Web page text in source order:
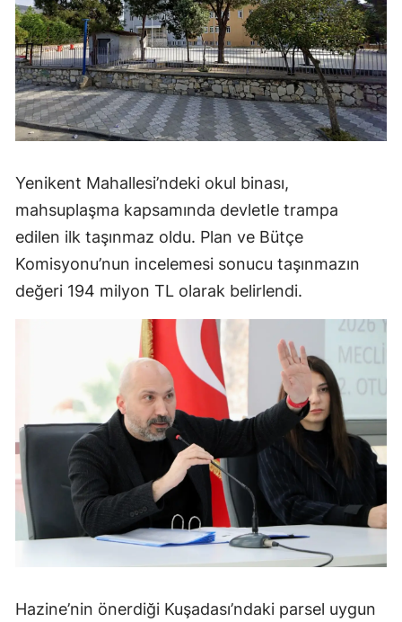
Yenikent Mahallesi’ndeki okul binası,
mahsuplaşma kapsamında devletle trampa
edilen ilk taşınmaz oldu. Plan ve Bütçe
Komisyonu’nun incelemesi sonucu taşınmazın
değeri 194 milyon TL olarak belirlendi.
Hazine’nin önerdiği Kuşadası’ndaki parsel uygun